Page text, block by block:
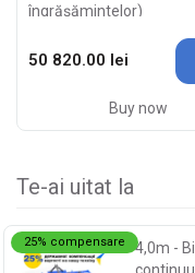
îngrășămintelor)
50 820.00 lei
Buy now
Te-ai uitat la
25% compensare
4,0m -